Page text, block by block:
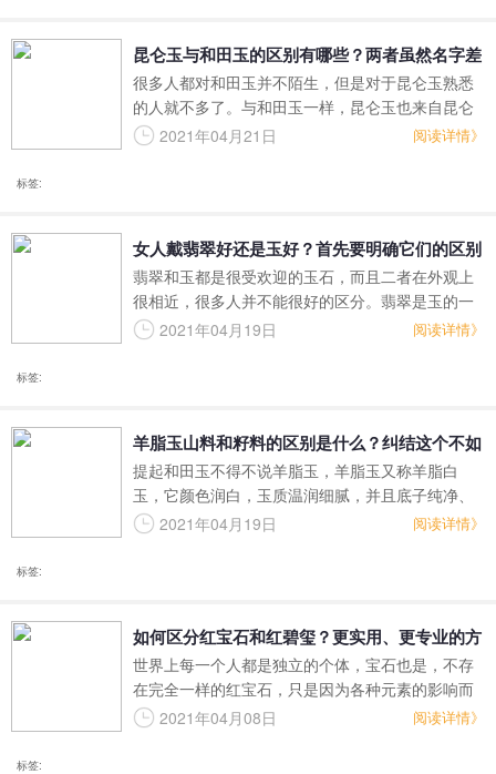
昆仑玉与和田玉的区别有哪些？两者虽然名字差
别大，实际联系很紧密
很多人都对和田玉并不陌生，但是对于昆仑玉熟悉
的人就不多了。与和田玉一样，昆仑玉也来自昆仑
山脉的矿带上，具体在昆仑山脉东缘进入青海省的
2021年04月21日 阅读详情》
标签:
女人戴翡翠好还是玉好？首先要明确它们的区别
翡翠和玉都是很受欢迎的玉石，而且二者在外观上
很相近，很多人并不能很好的区分。翡翠是玉的一
种，颜色翠绿称之为翠，红色称之为翡。翡翠是玉
2021年04月19日 阅读详情》
标签:
羊脂玉山料和籽料的区别是什么？纠结这个不如
先看看玉质！
提起和田玉不得不说羊脂玉，羊脂玉又称羊脂白
玉，它颜色润白，玉质温润细腻，并且底子纯净、
脂粉度高，是和田玉中的最优质玉料之一。和田玉
2021年04月19日 阅读详情》
标签:
如何区分红宝石和红碧玺？更实用、更专业的方
法来了
世界上每一个人都是独立的个体，宝石也是，不存
在完全一样的红宝石，只是因为各种元素的影响而
造成一定的相似度。红碧玺因为同时红色的石头所
2021年04月08日 阅读详情》
标签: